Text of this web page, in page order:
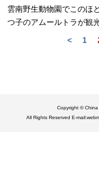
雲南野生動物園でこのほ
つ子のアムールトラが観
< 1
Copyright ©
All Rights Reserved E-